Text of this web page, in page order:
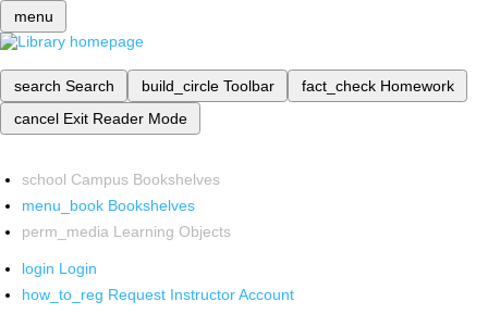
menu
search Search build_circle Toolbar fact_check Homework
cancel Exit Reader Mode
school Campus Bookshelves
menu_book Bookshelves
perm_media Learning Objects
login Login
how_to_reg Request Instructor Account